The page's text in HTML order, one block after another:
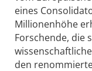
eines
Millionenhöhe
Forschende, die
den